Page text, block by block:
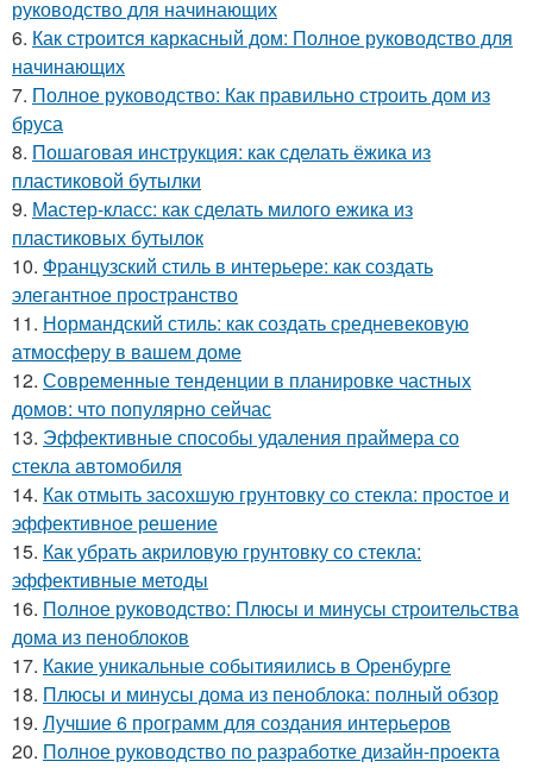
руководство для начинающих
6. Как строится каркасный дом: Полное руководство для
начинающих
7. Полное руководство: Как правильно строить дом из
бруса
8. Пошаговая инструкция: как сделать ёжика из
пластиковой бутылки
9. Мастер-класс: как сделать милого ежика из
пластиковых бутылок
10. Французский стиль в интерьере: как создать
элегантное пространство
11. Нормандский стиль: как создать средневековую
атмосферу в вашем доме
12. Современные тенденции в планировке частных
домов: что популярно сейчас
13. Эффективные способы удаления праймера со
стекла автомобиля
14. Как отмыть засохшую грунтовку со стекла: простое и
эффективное решение
15. Как убрать акриловую грунтовку со стекла:
эффективные методы
16. Полное руководство: Плюсы и минусы строительства
дома из пеноблоков
17. Какие уникальные событияились в Оренбурге
18. Плюсы и минусы дома из пеноблока: полный обзор
19. Лучшие 6 программ для создания интерьеров
20. Полное руководство по разработке дизайн-проекта